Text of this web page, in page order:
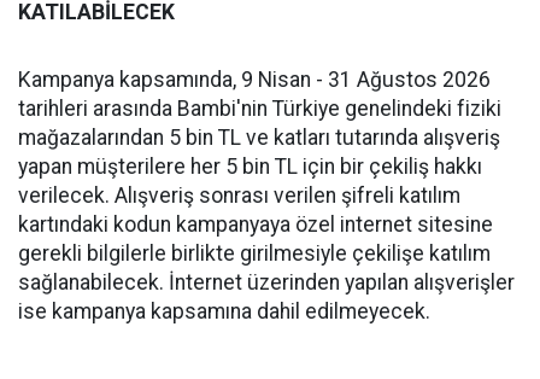
KATILABİLECEK
Kampanya kapsamında, 9 Nisan - 31 Ağustos 2026
tarihleri arasında Bambi'nin Türkiye genelindeki fiziki
mağazalarından 5 bin TL ve katları tutarında alışveriş
yapan müşterilere her 5 bin TL için bir çekiliş hakkı
verilecek. Alışveriş sonrası verilen şifreli katılım
kartındaki kodun kampanyaya özel internet sitesine
gerekli bilgilerle birlikte girilmesiyle çekilişe katılım
sağlanabilecek. İnternet üzerinden yapılan alışverişler
ise kampanya kapsamına dahil edilmeyecek.